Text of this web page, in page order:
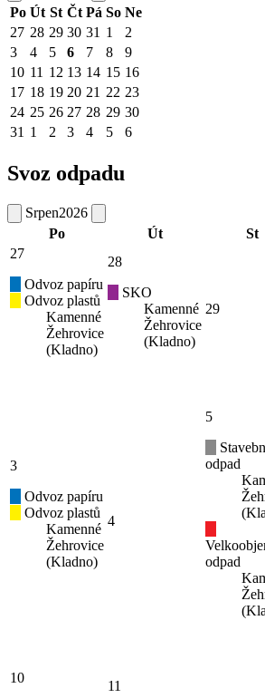
Po Út St Čt Pá So Ne
27 28 29 30 31 1
2
3
4 5 6 7 8
9
10 11 12 13 14 15 16
17 18 19 20 21 22 23
24 25 26 27 28 29 30
31 1 2 3 4 5 6
Svoz odpadu
Srpen2026
Po
Út St
27
Odvoz papíru
Odvoz plastů
Kamenné
Žehrovice
(Kladno)
28
SKO
Kamenné
Žehrovice
(Kladno)
29
3
Odvoz papíru
Odvoz plastů
Kamenné
Žehrovice
(Kladno)
4
5
odpad
odpad
10
11